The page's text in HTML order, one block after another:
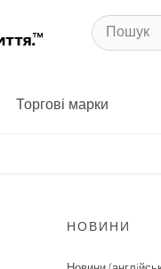
Торгові марки
НОВИНИ